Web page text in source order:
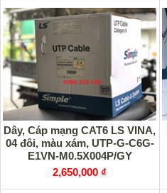
Dây, Cáp mạng CAT6 LS VINA,
04 đôi, màu xám, UTP-G-C6G-
E1VN-M0.5X004P/GY
2,650,000 ₫